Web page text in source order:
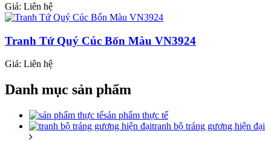
Giá: Liên hệ
Tranh Tứ Quý Cúc Bốn Màu VN3924
Giá: Liên hệ
Danh mục sản phẩm
sản phẩm thực tế
tranh bộ tráng gương hiện đại